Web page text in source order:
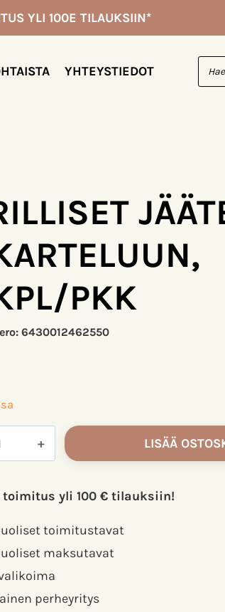
YLI 100E TILAUKSIIN*
YHTEYSTIEDOT
PKK
6430012462550
LISÄÄ
toimitus yli 100 € tilauksiin!
toimitustavat
maksutavat
perheyritys
määrä